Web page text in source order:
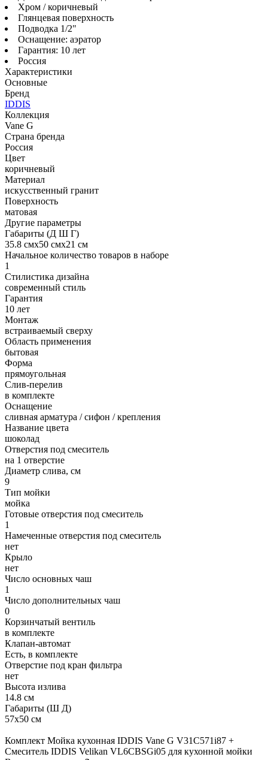
Хром / коричневый
Глянцевая поверхность
Подводка 1/2"
Оснащение: аэратор
Гарантия: 10 лет
Россия
Характеристики
Основные
Бренд
IDDIS
Коллекция
Vane G
Страна бренда
Россия
Цвет
коричневый
Материал
искусственный гранит
Поверхность
матовая
Другие параметры
Габариты (Д Ш Г)
35.8 смх50 смх21 см
Начальное количество товаров в наборе
1
Стилистика дизайна
современный стиль
Гарантия
10 лет
Монтаж
встраиваемый сверху
Область применения
бытовая
Форма
прямоугольная
Слив-перелив
в комплекте
Оснащение
сливная арматура / сифон / крепления
Название цвета
шоколад
Отверстия под смеситель
на 1 отверстие
Диаметр слива, см
9
Тип мойки
мойка
Готовые отверстия под смеситель
1
Намеченные отверстия под смеситель
нет
Крыло
нет
Число основных чаш
1
Число дополнительных чаш
0
Корзинчатый вентиль
в комплекте
Клапан-автомат
Есть, в комплекте
Отверстие под кран фильтра
нет
Высота излива
14.8 см
Габариты (Ш Д)
57x50 см
Комплект Мойка кухонная IDDIS Vane G V31C571i87 +
Смеситель IDDIS Velikan VL6CBSGi05 для кухонной мойки